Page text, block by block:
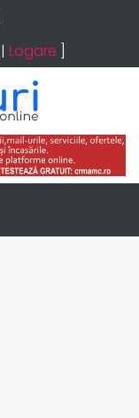
| Logare